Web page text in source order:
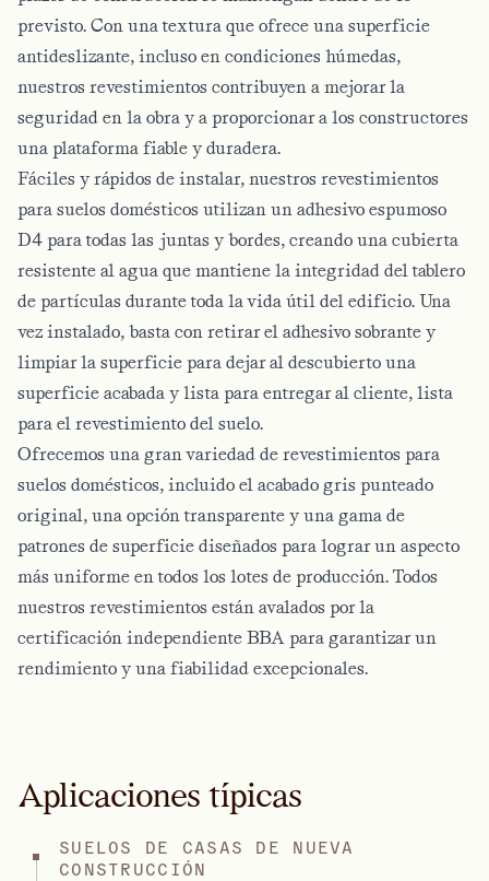
previsto. Con una textura que ofrece una superficie
antideslizante, incluso en condiciones húmedas,
nuestros revestimientos contribuyen a mejorar la
seguridad en la obra y a proporcionar a los constructores
una plataforma fiable y duradera.
Fáciles y rápidos de instalar, nuestros revestimientos
para suelos domésticos utilizan un adhesivo espumoso
D4 para todas las juntas y bordes, creando una cubierta
resistente al agua que mantiene la integridad del tablero
de partículas durante toda la vida útil del edificio. Una
vez instalado, basta con retirar el adhesivo sobrante y
limpiar la superficie para dejar al descubierto una
superficie acabada y lista para entregar al cliente, lista
para el revestimiento del suelo.
Ofrecemos una gran variedad de revestimientos para
suelos domésticos, incluido el acabado gris punteado
original, una opción transparente y una gama de
patrones de superficie diseñados para lograr un aspecto
más uniforme en todos los lotes de producción. Todos
nuestros revestimientos están avalados por la
certificación independiente BBA para garantizar un
rendimiento y una fiabilidad excepcionales.
Aplicaciones típicas
SUELOS DE CASAS DE NUEVA
CONSTRUCCIÓN